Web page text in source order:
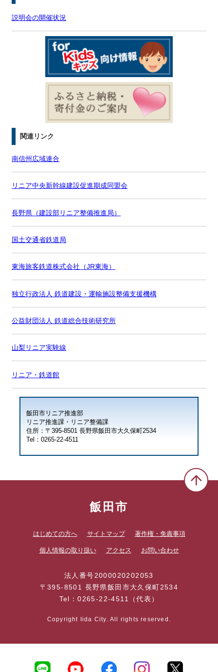
説明会の開催状況
関連リンク
南信州広域連合
リニア中央新幹線建設促進期成同盟会
長野県（建設部リニア整備推進局）
国土交通省鉄道局
東海旅客鉄道株式会社（JR東海）
独立行政法人 鉄道建設・運輸施設整備支援機構
公益財団法人 鉄道総合技術研究所
山梨リニア実験線
リニア・鉄道館
飯田市リニア推進部
リニア推進課・リニア整備課
住所：〒395-8501 長野県飯田市大久保町2534
Tel：0265-22-4511
飯田市
はじめての方へ サイトマップ 著作権・免責事項
個人情報の取り扱い アクセス お問い合わせ
法人番号2000020202053
〒395-8501 長野県飯田市大久保町2534
Tel：0265-22-4511（代表）
Copyright Iida City. All rights reserved.